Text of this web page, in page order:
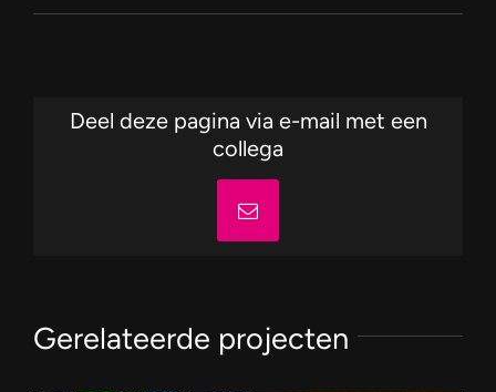
Deel deze pagina via e-mail met een
collega
E-
mail
Gerelateerde projecten